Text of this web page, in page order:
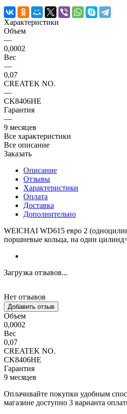
Характеристики
Объем
—
0,0002
Вес
—
0,07
CREATEK NO.
—
CK8406HE
Гарантия
—
9 месяцев
Все характеристики
Все описание
Заказать
Описание
Отзывы
Характеристики
Оплата
Доставка
Дополнительно
WEICHAI WD615 евро 2
поршневые кольца, на один
Загрузка отзывов...
Нет отзывов
Добавить отзыв
Объем
0,0002
Вес
0,07
CREATEK NO.
CK8406HE
Гарантия
9 месяцев
Оплачивайте покупки удобным
магазине доступно 3 варианта